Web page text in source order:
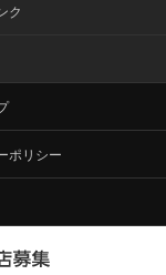
ク
ポリシー